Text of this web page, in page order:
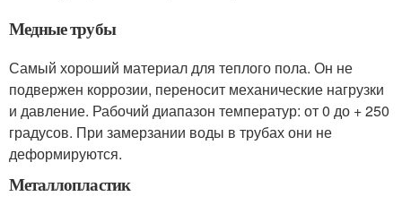
Медные трубы
Самый хороший материал для теплого пола. Он не
подвержен коррозии, переносит механические нагрузки
и давление. Рабочий диапазон температур: от 0 до + 250
градусов. При замерзании воды в трубах они не
деформируются.
Металлопластик